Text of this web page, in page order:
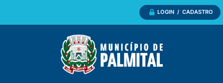
LOGIN / CADASTRO